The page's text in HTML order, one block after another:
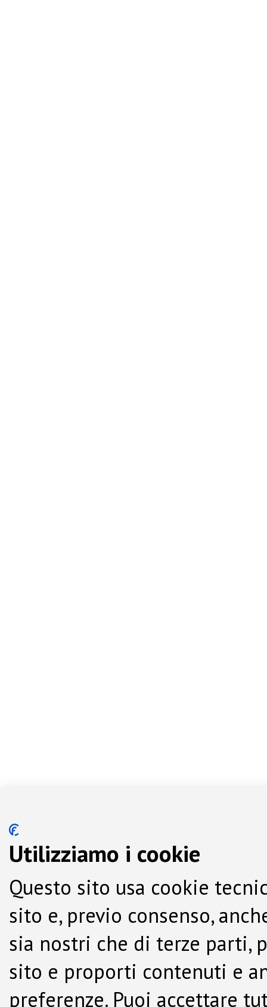
Utilizziamo i cookie
Questo sito usa cookie
sito e, previo consenso,
sia nostri che di terze parti,
sito e proporti contenuti e
preferenze. Puoi accettare